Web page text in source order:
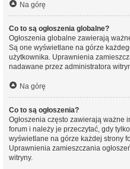
Na górę
Co to są ogłoszenia globalne?
Ogłoszenia globalne zawierają
Są one wyświetlane na górze
użytkownika. Uprawnienia
nadawane przez administratora
Na górę
Co to są ogłoszenia?
Ogłoszenia często zawierają ważne
forum i należy je przeczytać, gdy
wyświetlane na górze każdej strony
Uprawnienia zamieszczania
witryny.